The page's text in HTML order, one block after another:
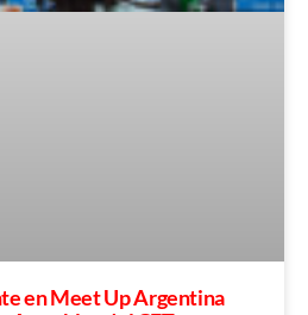
en Meet Up Argentina